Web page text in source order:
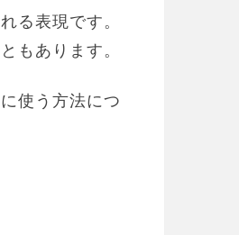
る表現です。
もあります。
使う方法につ